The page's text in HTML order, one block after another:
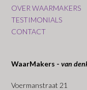
OVER WAARMAKERS
TESTIMONIALS
CONTACT
WaarMakers - van
Voermanstraat 21